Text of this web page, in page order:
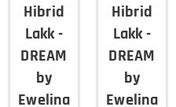
Hibrid
Lakk -
DREAM
by
Ewelina
Hibrid
Lakk -
DREAM
by
Ewelina